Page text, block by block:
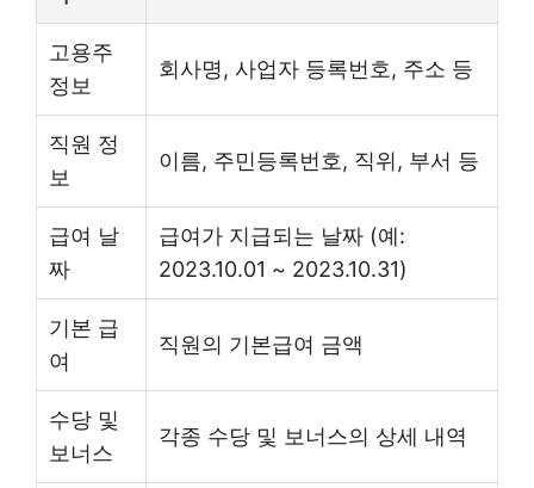
고용주
정보
회사명, 사업자 등록번호, 주소 등
직원 정
보
이름, 주민등록번호, 직위, 부서 등
급여 날
짜
급여가 지급되는 날짜 (예:
2023.10.01 ~ 2023.10.31)
기본 급
여
직원의 기본급여 금액
수당 및
보너스
각종 수당 및 보너스의 상세 내역